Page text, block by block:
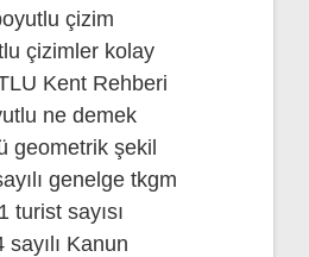
çizim
çizimler kolay
Kent Rehberi
ne demek
geometrik şekil
genelge tkgm
turist sayısı
sayılı Kanun